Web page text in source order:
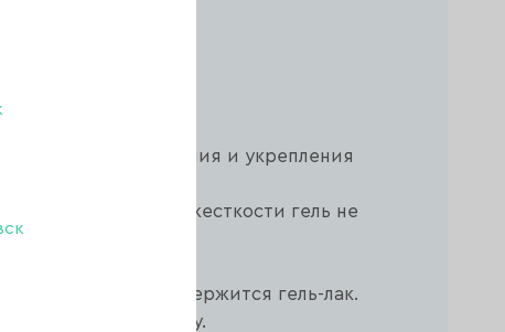
для наращивания и укрепления
и средней жесткости гель не
типа.
у которых плохо держится гель-лак.
базу Soft Base Lovely.